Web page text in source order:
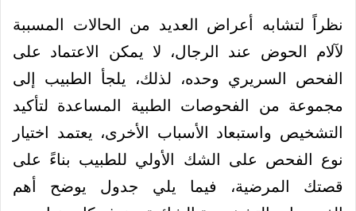
نظراً لتشابه أعراض العديد من الحالات المسببة
لآلام الحوض عند الرجال، لا يمكن الاعتماد على
الفحص السريري وحده، لذلك، يلجأ الطبيب إلى
مجموعة من الفحوصات الطبية المساعدة لتأكيد
التشخيص واستبعاد الأسباب الأخرى، يعتمد اختيار
نوع الفحص على الشك الأولي للطبيب بناءً على
قصتك المرضية، فيما يلي جدول يوضح أهم